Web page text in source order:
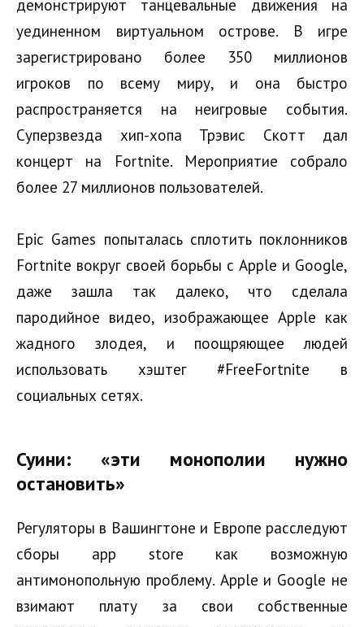
демонстрируют танцевальные движения на
уединенном виртуальном острове. В игре
зарегистрировано более 350 миллионов
игроков по всему миру, и она быстро
распространяется на неигровые события.
Суперзвезда хип-хопа Трэвис Скотт дал
концерт на Fortnite. Мероприятие собрало
более 27 миллионов пользователей.
Epic Games попыталась сплотить поклонников
Fortnite вокруг своей борьбы с Apple и Google,
даже зашла так далеко, что сделала
пародийное видео, изображающее Apple как
жадного злодея, и поощряющее людей
использовать хэштег #FreeFortnite в
социальных сетях.
Суини: «эти монополии нужно
остановить»
Регуляторы в Вашингтоне и Европе расследуют
сборы app store как возможную
антимонопольную проблему. Apple и Google не
взимают плату за свои собственные